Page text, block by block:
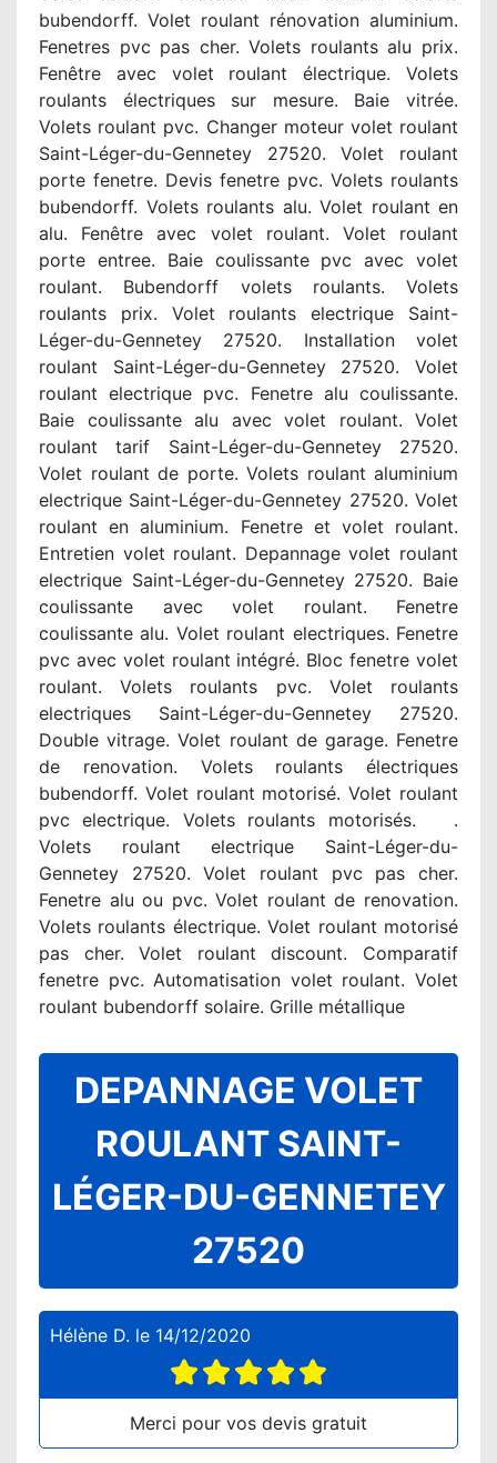
bubendorff. Volet roulant rénovation aluminium.
Fenetres pvc pas cher. Volets roulants alu prix.
Fenêtre avec volet roulant électrique. Volets
roulants électriques sur mesure. Baie vitrée.
Volets roulant pvc. Changer moteur volet roulant
Saint-Léger-du-Gennetey 27520. Volet roulant
porte fenetre. Devis fenetre pvc. Volets roulants
bubendorff. Volets roulants alu. Volet roulant en
alu. Fenêtre avec volet roulant. Volet roulant
porte entree. Baie coulissante pvc avec volet
roulant. Bubendorff volets roulants. Volets
roulants prix. Volet roulants electrique Saint-
Léger-du-Gennetey 27520. Installation volet
roulant Saint-Léger-du-Gennetey 27520. Volet
roulant electrique pvc. Fenetre alu coulissante.
Baie coulissante alu avec volet roulant. Volet
roulant tarif Saint-Léger-du-Gennetey 27520.
Volet roulant de porte. Volets roulant aluminium
electrique Saint-Léger-du-Gennetey 27520. Volet
roulant en aluminium. Fenetre et volet roulant.
Entretien volet roulant. Depannage volet roulant
electrique Saint-Léger-du-Gennetey 27520. Baie
coulissante avec volet roulant. Fenetre
coulissante alu. Volet roulant electriques. Fenetre
pvc avec volet roulant intégré. Bloc fenetre volet
roulant. Volets roulants pvc. Volet roulants
electriques Saint-Léger-du-Gennetey 27520.
Double vitrage. Volet roulant de garage. Fenetre
de renovation. Volets roulants électriques
bubendorff. Volet roulant motorisé. Volet roulant
pvc electrique. Volets roulants motorisés. .
Volets roulant electrique Saint-Léger-du-
Gennetey 27520. Volet roulant pvc pas cher.
Fenetre alu ou pvc. Volet roulant de renovation.
Volets roulants électrique. Volet roulant motorisé
pas cher. Volet roulant discount. Comparatif
fenetre pvc. Automatisation volet roulant. Volet
roulant bubendorff solaire. Grille métallique
DEPANNAGE VOLET
ROULANT SAINT-
LÉGER-DU-GENNETEY
27520
Hélène D. le 14/12/2020
Merci pour vos devis gratuit